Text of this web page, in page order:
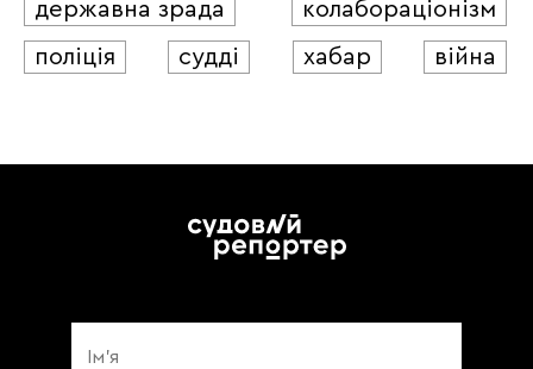
державна зрада
колабораціонізм
поліція
судді хабар війна